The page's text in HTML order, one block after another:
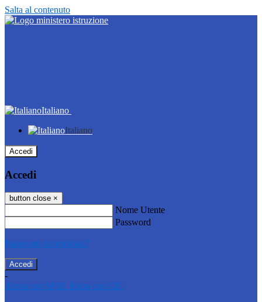
Salta al contenuto
Italiano
Italiano
Accedi
Accedi
button close ×
Nome Utente
Password
Password dimenticata?
-
Entra con SPID Entra con CIE